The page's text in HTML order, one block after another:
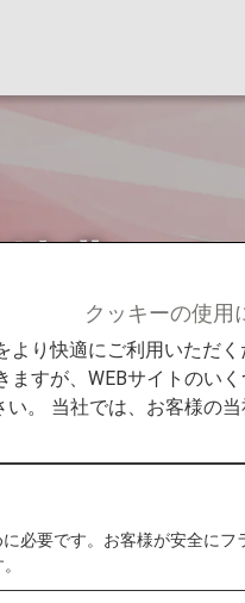
典・ネ
クッキーの使用
より快適にご利用いただ
すが、WEBサイトのい
い。 当社では、お客様の
必要です。お客様が安全にフ